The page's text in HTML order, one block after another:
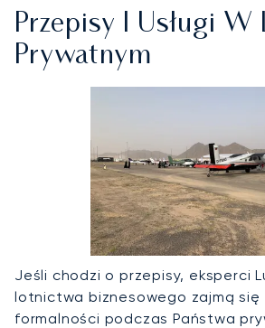
Przepisy I Usługi
Prywatnym
Jeśli chodzi o przepisy, eksperci
lotnictwa biznesowego zajmą się
formalności podczas Państwa